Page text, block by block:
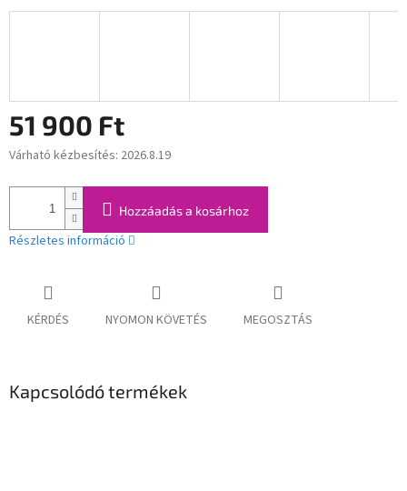
51 900 Ft
Egységár:
Várható kézbesítés: 2026.8.19
Hozzáadás a kosárhoz
Részletes információ
KÉRDÉS NYOMON KÖVETÉS MEGOSZTÁS
Kapcsolódó termékek